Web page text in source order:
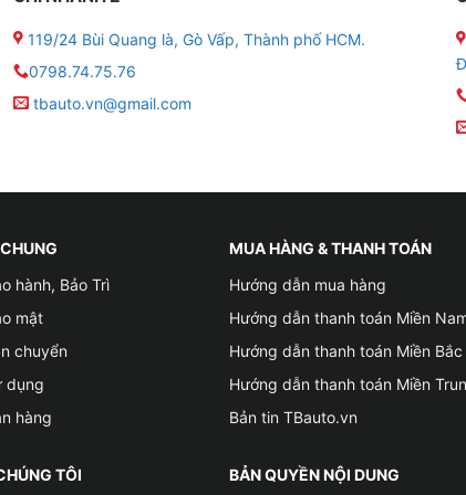
Z800 Pro Slim được nâng cấp mạnh mẽ về cấu
Android ô tô đang có trên thị trường.
giúp đảm bảo khả năng hoạt động đa nhiệm của
119/24 Bùi Quang là, Gò Vấp, Thành phố HCM.
0798.74.75.76
tbauto.vn@gmail.com
hành, Bảo Trì
mật
chuyển
dụng
hàng
MUA HÀNG & THANH TOÁN
Hướng dẫn mua hàng
Hướng dẫn thanh toán Miền
Hướng dẫn thanh toán Miền Bắc
Hướng dẫn thanh toán Miền
Bản tin TBauto.vn
TÔI BẢN QUYỀN NỘI DUNG